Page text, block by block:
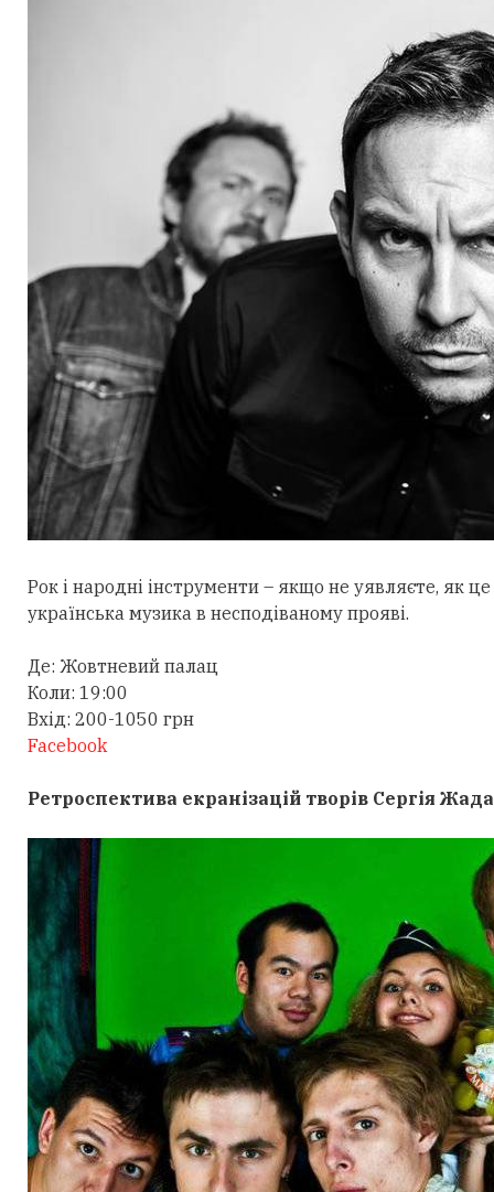
Рок і народні інструменти – якщо не уявляєте, як
українська музика в несподіваному прояві.
Де: Жовтневий палац
Коли: 19:00
Вхід: 200-1050 грн
Facebook
Ретроспектива екранізацій творів Сергія